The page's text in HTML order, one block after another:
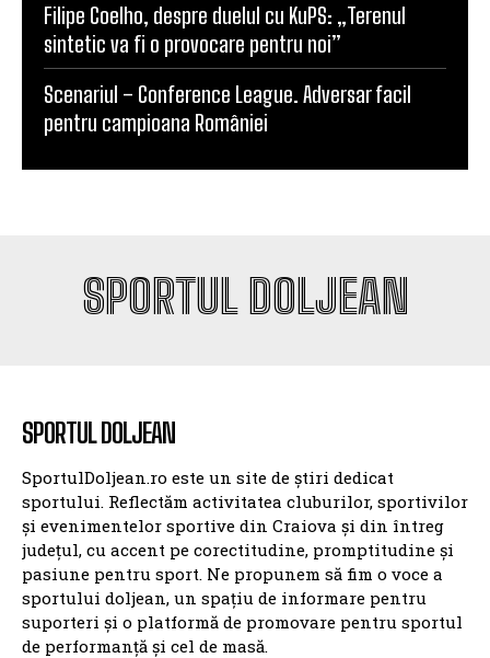
Filipe Coelho, despre duelul cu KuPS: „Terenul
sintetic va fi o provocare pentru noi”
Scenariul – Conference League. Adversar facil
pentru campioana României
SPORTUL DOLJEAN
SPORTUL DOLJEAN
SportulDoljean.ro este un site de știri dedicat
sportului. Reflectăm activitatea cluburilor, sportivilor
și evenimentelor sportive din Craiova și din întreg
județul, cu accent pe corectitudine, promptitudine și
pasiune pentru sport. Ne propunem să fim o voce a
sportului doljean, un spațiu de informare pentru
suporteri și o platformă de promovare pentru sportul
de performanță și cel de masă.